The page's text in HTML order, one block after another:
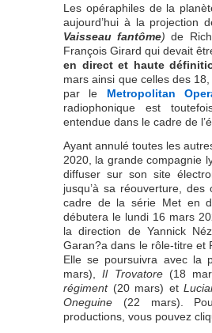
Les opéraphiles de la
aujourd’hui à la projection
Vaisseau fantôme)de
François Girard qui devait
en direct et haute
mars ainsi que celles des
par le Metropolitan
radiophonique est
entendue dans le cadre de
Ayant annulé toutes les
2020, la grande compagnie
diffuser sur son site
jusqu’à sa réouverture,
cadre de la série Met en
débutera le lundi 16 mars
la direction de Yannick
Garan?a dans le rôle-titre et
Elle se poursuivra avec la
mars),Il Trovatore(18
régiment(20 mars) et
Oneguine (22 mars).
productions, vous pouvez